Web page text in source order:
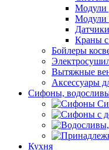
Модули
Модули
Краны с
Бойлеры
Вытяжные
Аксессуары
Сифоны,
Кухня